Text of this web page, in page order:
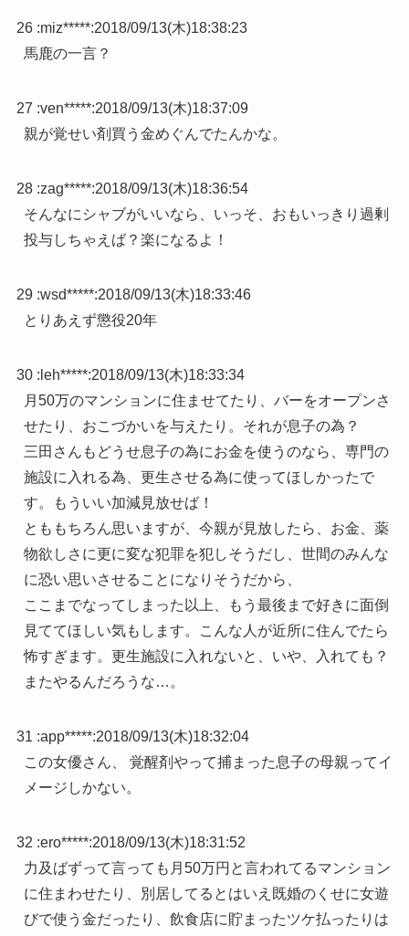
26 :miz*****:2018/09/13(木)18:38:23
馬鹿の一言？
27 :ven*****:2018/09/13(木)18:37:09
親が覚せい剤買う金めぐんでたんかな。
28 :zag*****:2018/09/13(木)18:36:54
そんなにシャブがいいなら、いっそ、おもいっきり過剰
投与しちゃえば？楽になるよ！
29 :wsd*****:2018/09/13(木)18:33:46
とりあえず懲役20年
30 : leh*****:2018/09/13(木)18:33:34
月50万のマンションに住ませてたり、バーをオープンさ
せたり、おこづかいを与えたり。それが息子の為？
三田さんもどうせ息子の為にお金を使うのなら、専門の
施設に入れる為、更生させる為に使ってほしかったで
す。もういい加減見放せば！
とももちろん思いますが、今親が見放したら、お金、薬
物欲しさに更に変な犯罪を犯しそうだし、世間のみんな
に恐い思いさせることになりそうだから、
ここまでなってしまった以上、もう最後まで好きに面倒
見ててほしい気もします。こんな人が近所に住んでたら
怖すぎます。更生施設に入れないと、いや、入れても？
またやるんだろうな…。
31 :app*****:2018/09/13(木)18:32:04
この女優さん、 覚醒剤やって捕まった息子の母親ってイ
メージしかない。
32 :ero*****:2018/09/13(木)18:31:52
力及ばずって言っても月50万円と言われてるマンション
に住まわせたり、別居してるとはいえ既婚のくせに女遊
びで使う金だったり、飲食店に貯まったツケ払ったりは